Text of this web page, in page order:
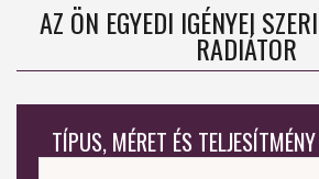
AZ ÖN EGYEDI IGÉNYEI
RADIÁTOR
TÍPUS, MÉRET ÉS